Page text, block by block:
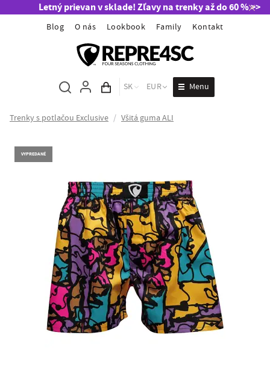
Letný prievan v sklade! Zľavy na trenky až do 60 % >>
Blog O nás Lookbook Family Kontakt
Obsah košíka
SK EUR Menu
Trenky s potlačou Exclusive / Všitá guma ALI
VYPREDANÉ